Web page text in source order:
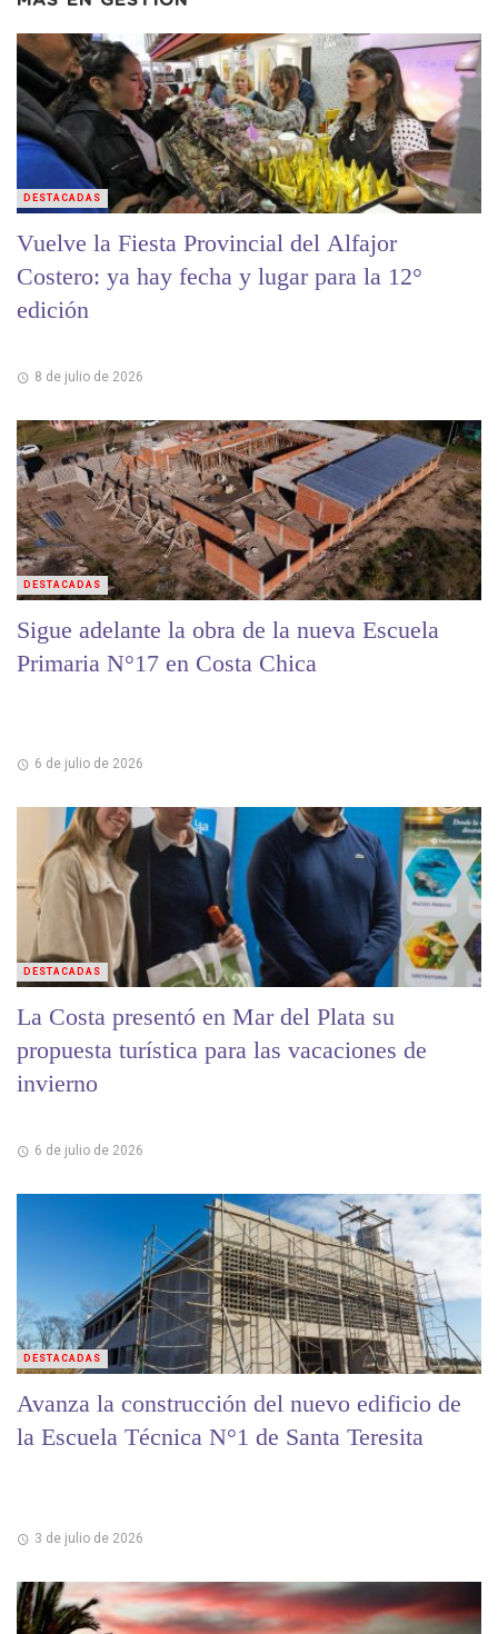
Vuelve la Fiesta Provincial del Alfajor
Costero: ya hay fecha y lugar para la 12°
edición
8 de julio de 2026
DESTACADAS
Sigue adelante la obra de la nueva Escuela
Primaria N°17 en Costa Chica
6 de julio de 2026
DESTACADAS
La Costa presentó en Mar del Plata su
propuesta turística para las vacaciones de
invierno
6 de julio de 2026
DESTACADAS
Avanza la construcción del nuevo edificio de
la Escuela Técnica N°1 de Santa Teresita
3 de julio de 2026
DESTACADAS